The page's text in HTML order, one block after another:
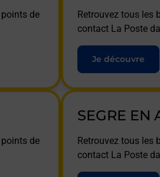
de
Retrouvez tous les
contact La Poste
Je découvre
de
SEGRE EN
Retrouvez tous les
contact La Poste